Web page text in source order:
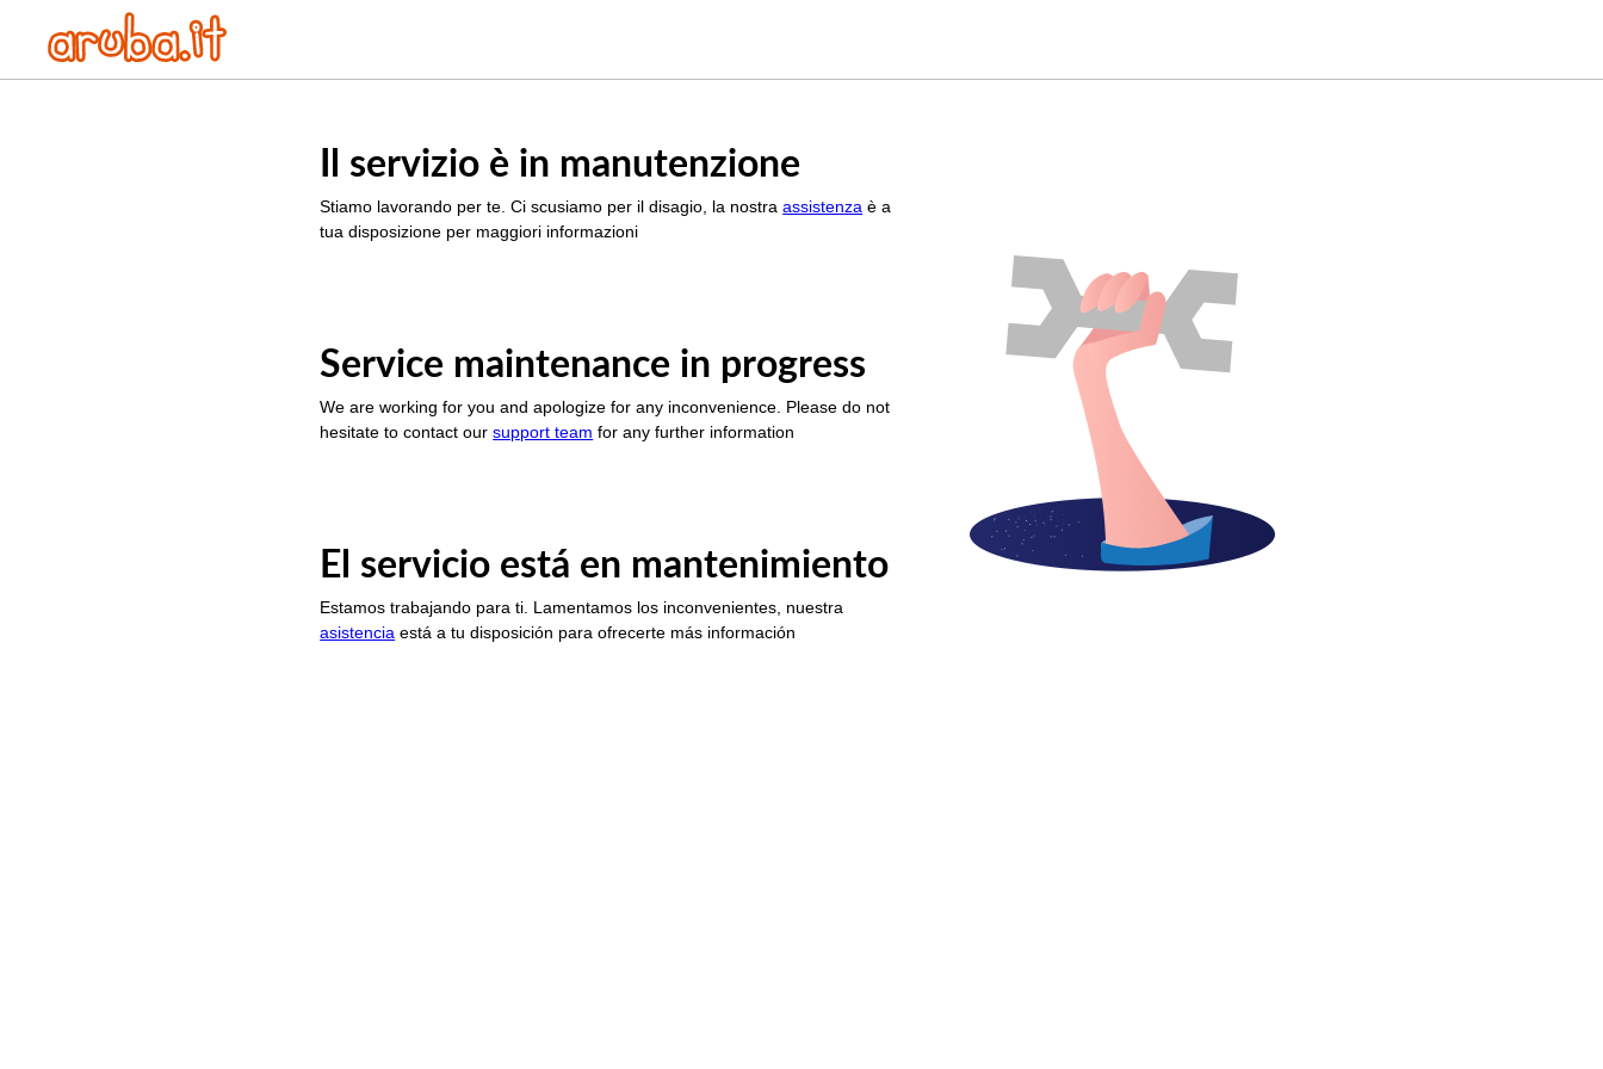
Il servizio è in manutenzione
Stiamo lavorando per te. Ci scusiamo per il disagio, la nostraassistenza è a
tua disposizione per maggiori informazioni
Service maintenance in progress
We are working for you and apologize for any inconvenience. Please do not
hesitate to contact oursupport team for any further information
El servicio está en mantenimiento
Estamos trabajando para ti. Lamentamos los inconvenientes, nuestra
asistencia está a tu disposición para ofrecerte más información